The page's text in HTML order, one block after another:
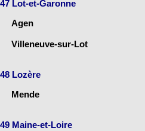
47 Lot-et-Garonne
Agen
Villeneuve-sur-Lot
48 Lozère
Mende
49 Maine-et-Loire